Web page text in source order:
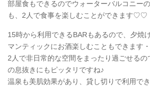
部屋食もできるのでウォーターバルコニー
も、2人で食事を楽しむことができます♡♡
15時から利用できるBARもあるので、夕焼
マンティックにお酒楽しむこともできます・
2人で非日常的な空間をまったり過ごせる
の息抜きにもピッタリですね♪
温泉も美肌効果があり、貸し切りで利用で